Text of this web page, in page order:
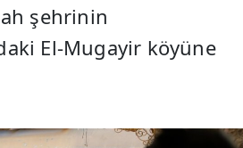
şehrinin
El-Mugayir köyüne